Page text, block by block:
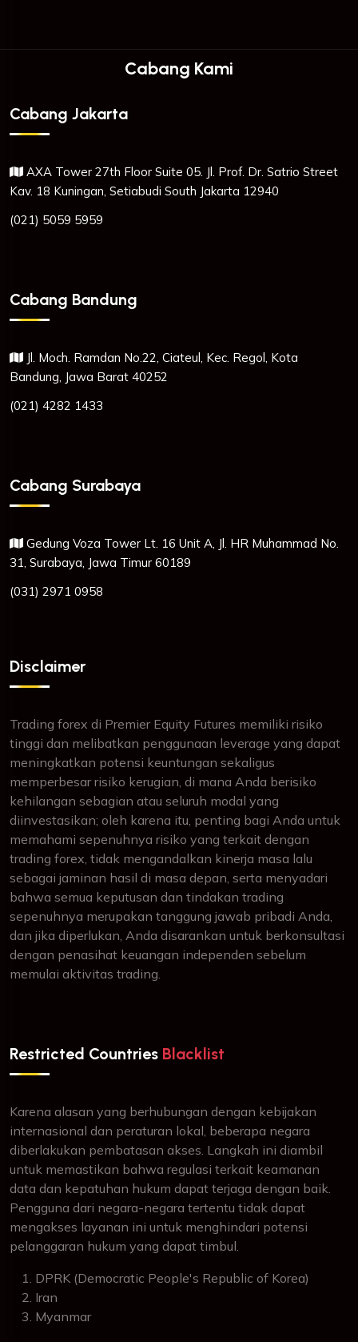
Cabang Kami
Cabang Jakarta
AXA Tower 27th Floor Suite 05. Jl. Prof. Dr. Satrio Street
Kav. 18 Kuningan, Setiabudi South Jakarta 12940
(021) 5059 5959
Cabang Bandung
Jl. Moch. Ramdan No.22, Ciateul, Kec. Regol, Kota
Bandung, Jawa Barat 40252
(021) 4282 1433
Cabang Surabaya
Gedung Voza Tower Lt. 16 Unit A, Jl. HR Muhammad No.
31, Surabaya, Jawa Timur 60189
(031) 2971 0958
Disclaimer
Trading forex di Premier Equity Futures memiliki risiko
tinggi dan melibatkan penggunaan leverage yang dapat
meningkatkan potensi keuntungan sekaligus
memperbesar risiko kerugian, di mana Anda berisiko
kehilangan sebagian atau seluruh modal yang
diinvestasikan; oleh karena itu, penting bagi Anda untuk
memahami sepenuhnya risiko yang terkait dengan
trading forex, tidak mengandalkan kinerja masa lalu
sebagai jaminan hasil di masa depan, serta menyadari
bahwa semua keputusan dan tindakan trading
sepenuhnya merupakan tanggung jawab pribadi Anda,
dan jika diperlukan, Anda disarankan untuk berkonsultasi
dengan penasihat keuangan independen sebelum
memulai aktivitas trading.
Restricted Countries Blacklist
Karena alasan yang berhubungan dengan kebijakan
internasional dan peraturan lokal, beberapa negara
diberlakukan pembatasan akses. Langkah ini diambil
untuk memastikan bahwa regulasi terkait keamanan
data dan kepatuhan hukum dapat terjaga dengan baik.
Pengguna dari negara-negara tertentu tidak dapat
mengakses layanan ini untuk menghindari potensi
pelanggaran hukum yang dapat timbul.
DPRK (Democratic People's Republic of Korea)
Iran
Myanmar